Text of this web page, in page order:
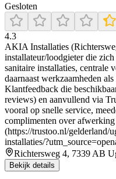
Gesloten
4.3
AKIA Installaties
installateur/loodgieter die
sanitaire installaties, centrale
daarnaast werkzaamheden
Klantfeedback die
reviews) en aanvullend via
vooral op snelle service,
complimenten over
(https://trustoo.nl/gelderland/
installaties/
Richtersweg 4, 7339 AB
Bekijk details